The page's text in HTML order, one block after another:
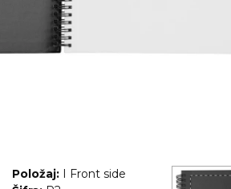
Položaj: I Front side